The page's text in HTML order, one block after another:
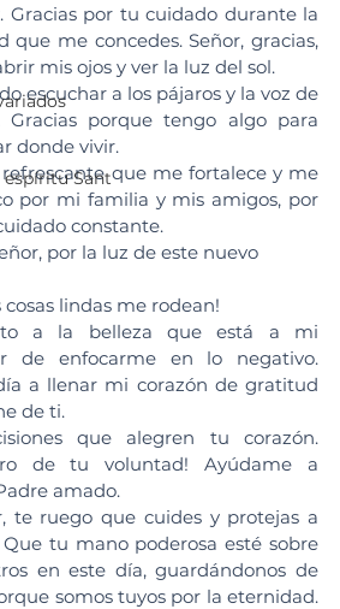
Sant
Gracias por tu cuidado durante la
que me concedes. Señor, gracias,
mis ojos y ver la luz del sol.
escuchar a los pájaros y la voz de
Gracias porque tengo algo para
donde vivir.
que me fortalece y me
por mi familia y mis amigos, por
constante.
por la luz de este nuevo
cosas lindas me rodean!
a la belleza que está a mi
de enfocarme en lo negativo.
a llenar mi corazón de gratitud
de ti.
que alegren tu corazón.
de tu voluntad! Ayúdame a
amado.
te ruego que cuides y protejas a
tu mano poderosa esté sobre
en este día, guardándonos de
somos tuyos por la eternidad.